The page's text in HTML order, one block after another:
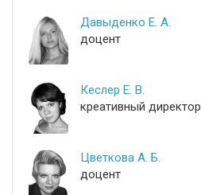
Давыденко Е. А.
доцент
Кеслер Е. В.
креативный директор
Цветкова А. Б.
доцент